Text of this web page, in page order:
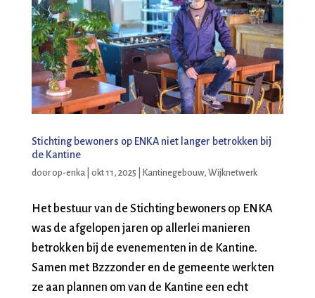
Stichting bewoners op ENKA niet langer betrokken bij
de Kantine
doorop-enka| okt 11, 2025 Kantinegebouw, Wijknetwerk
Het bestuur van de Stichting bewoners op ENKA
was de afgelopen jaren op allerlei manieren
betrokken bij de evenementen in de Kantine.
Samen met Bzzzonder en de gemeente werkten
ze aan plannen om van de Kantine een echt